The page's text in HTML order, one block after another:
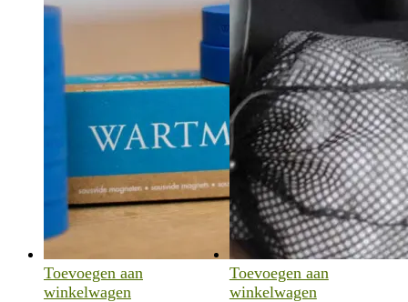
Toevoegen aan
winkelwagen
Toevoegen aan
winkelwagen